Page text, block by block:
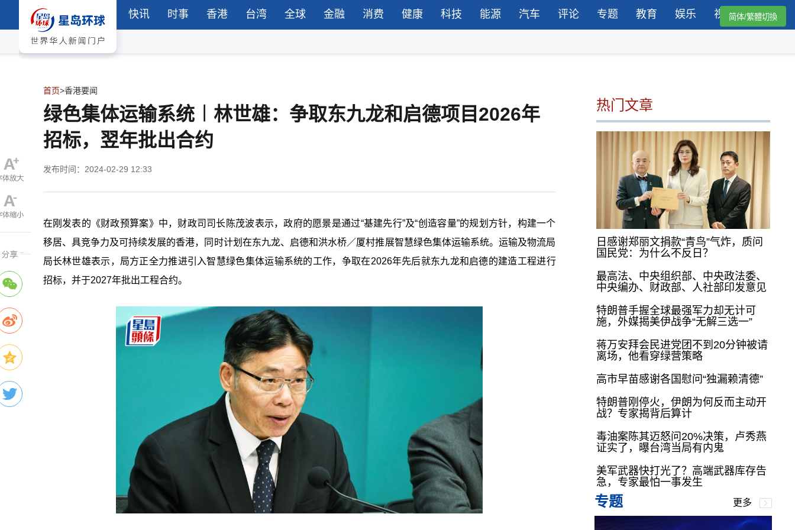
快讯 时事 香港 台湾 全球 金融 消费 健康 科技 能源 汽车 评论 专题 教育 娱乐 视频简体/繁體切換
首页>香港要闻
绿色集体运输系统︱林世雄：争取东九龙和启德项目2026年
招标，翌年批出合约
发布时间：2024-02-29 12:33
在刚发表的《财政预算案》中，财政司司长陈茂波表示，政府的愿景是通过“基建先行”及“创造容量”的规划方针，构建一个
移居、具竞争力及可持续发展的香港，同时计划在东九龙、启德和洪水桥／厦村推展智慧绿色集体运输系统。运输及物流局
局长林世雄表示，局方正全力推进引入智慧绿色集体运输系统的工作，争取在2026年先后就东九龙和启德的建造工程进行
招标，并于2027年批出工程合约。
热门文章
日感谢郑丽文捐款“青鸟”气炸，质问
国民党：为什么不反日？
最高法、中央组织部、中央政法委、
中央编办、财政部、人社部印发意见
特朗普手握全球最强军力却无计可
施，外媒揭美伊战争“无解三选一”
蒋万安拜会民进党团不到20分钟被请
离场，他看穿绿营策略
高市早苗感谢各国慰问“独漏赖清德”
特朗普刚停火，伊朗为何反而主动开
战？专家揭背后算计
毒油案陈其迈怒问20%决策，卢秀燕
证实了，曝台湾当局有内鬼
美军武器快打光了？高端武器库存告
急，专家最怕一事发生
专题 更多